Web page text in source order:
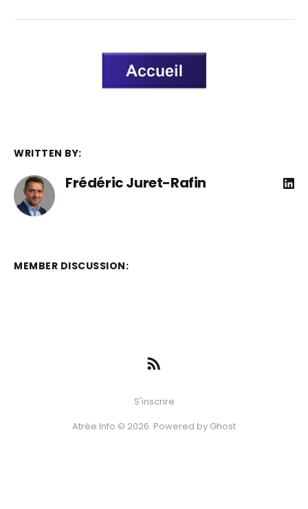
WRITTEN BY:
Frédéric Juret-Rafin
MEMBER DISCUSSION:
S'inscrire
Atrée Info © 2026. Powered by Ghost